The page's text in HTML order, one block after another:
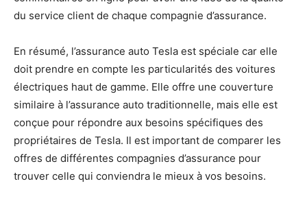
du service client de chaque compagnie d’assurance.
En résumé, l’assurance auto Tesla est spéciale car elle
doit prendre en compte les particularités des voitures
électriques haut de gamme. Elle offre une couverture
similaire à l’assurance auto traditionnelle, mais elle est
conçue pour répondre aux besoins spécifiques des
propriétaires de Tesla. Il est important de comparer les
offres de différentes compagnies d’assurance pour
trouver celle qui conviendra le mieux à vos besoins.